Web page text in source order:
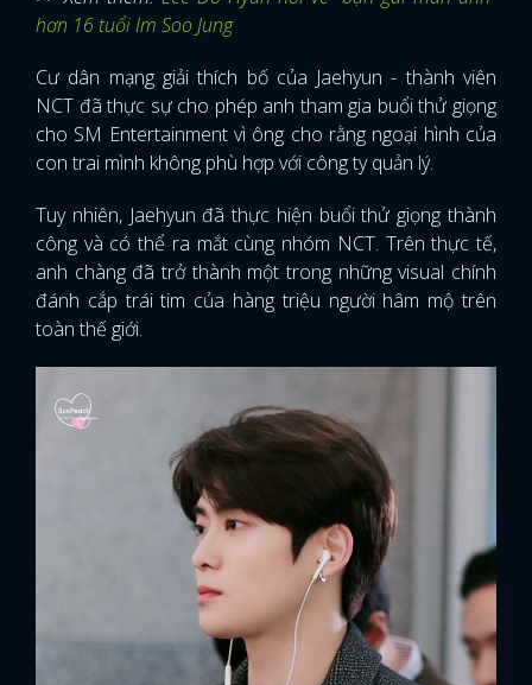
hơn 16 tuổi Im Soo Jung
Cư dân mạng giải thích bố của Jaehyun - thành viên
NCT đã thực sự cho phép anh tham gia buổi thử giọng
cho SM Entertainment vì ông cho rằng ngoại hình của
con trai mình không phù hợp với công ty quản lý.
Tuy nhiên, Jaehyun đã thực hiện buổi thử giọng thành
công và có thể ra mắt cùng nhóm NCT. Trên thực tế,
anh chàng đã trở thành một trong những visual chính
đánh cắp trái tim của hàng triệu người hâm mộ trên
toàn thế giới.